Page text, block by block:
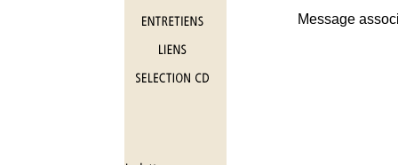
Message